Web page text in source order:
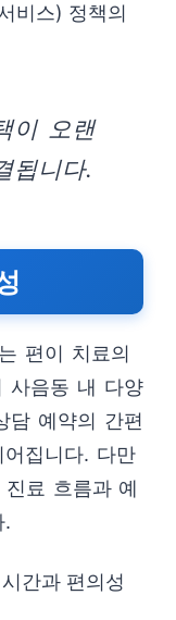
비스) 정책의
이 오랜
됩니다.
편이 치료의
사음동 내 다양
담 예약의 간편
집니다. 다만
료 흐름과 예
.
간과 편의성